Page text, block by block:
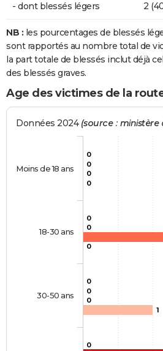
- dont blessés légers 2
NB : les pourcentages de blessés
sont rapportés au nombre total de
la part totale de blessés inclut déjà
des blessés graves.
Age des victimes de la
Données 2024 (source : ministère
0
0
0
0
0
0
0
0
0
0
0
1
Moins de 18 ans
18-30 ans
30-50 ans